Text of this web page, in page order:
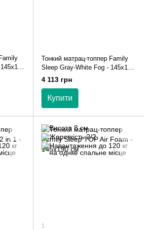
Тонкий матрац-топпер Family
Sleep Gray-White Fog - 145х190
см
4 113 грн
Купити
1